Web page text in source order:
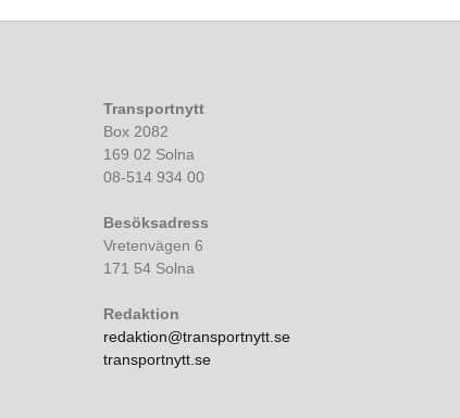
Transportnytt
Box 2082
169 02 Solna
08-514 934 00
Besöksadress
Vretenvägen 6
171 54 Solna
Redaktion
redaktion@transportnytt.se
transportnytt.se